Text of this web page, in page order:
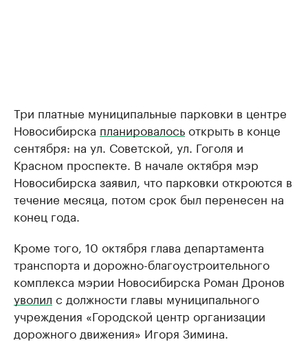
Три платные муниципальные парковки в центре
Новосибирска планировалосьоткрыть в конце
сентября: на ул. Советской, ул. Гоголя и
Красном проспекте. В начале октября мэр
Новосибирска заявил, что парковки откроются в
течение месяца, потом срок был перенесен на
конец года.
Кроме того, 10 октября глава департамента
транспорта и дорожно-благоустроительного
комплекса мэрии Новосибирска Роман Дронов
уволил с должности главы муниципального
учреждения «Городской центр организации
дорожного движения» Игоря Зимина.